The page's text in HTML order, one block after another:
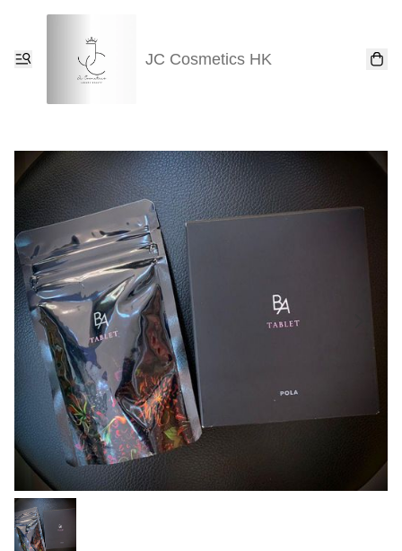
JC Cosmetics HK